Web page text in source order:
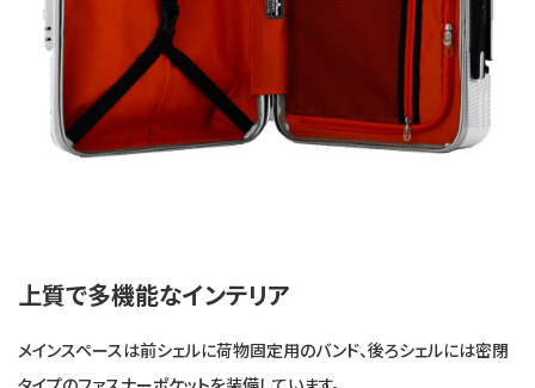
上質で多機能なインテリア
メインスペースは前シェルに荷物固定用のバンド、後ろシェルには密閉